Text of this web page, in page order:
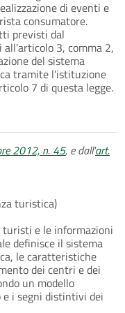
di eventi e
consumatore.
previsti dal
3, comma 2,
del sistema
tramite l'istituzione
7 di questa legge.
2012, n. 45, e dall'art.
turistica)
turisti e le informazioni
definisce il sistema
le caratteristiche
dei centri e dei
un modello
i segni distintivi dei